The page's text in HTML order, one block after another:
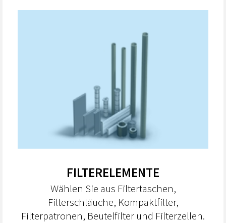
FILTERELEMENTE
Wählen Sie aus Filtertaschen,
Filterschläuche, Kompaktfilter,
Filterpatronen, Beutelfilter und Filterzellen.